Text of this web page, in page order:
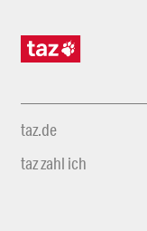
taz.de
taz zahl ich